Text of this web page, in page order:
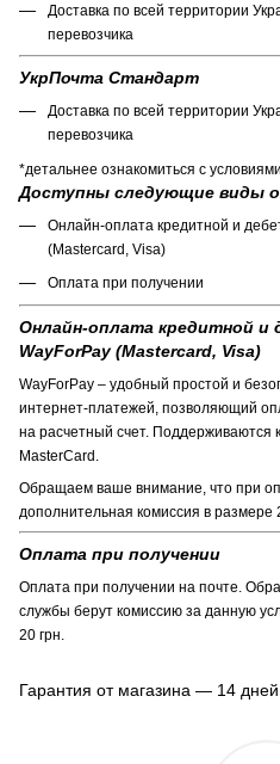
Доставка по всей территории
перевозчика
УкрПочта Стандарт
Доставка по всей территории
перевозчика
*детальнее ознакомиться с
Доступны следующие виды
Онлайн-оплата кредитной и
(Mastercard, Visa)
Оплата при получении
Онлайн-оплата кредитной и
WayForPay (Mastercard, Visa)
WayForPay – удобный простой и
интернет-платежей, позволяющий
на расчетный счет. Поддерживаются
MasterCard.
Обращаем ваше внимание, что при
дополнительная комиссия в размере
Оплата при получении
Оплата при получении на почте.
службы берут комиссию за данную
20 грн.
Гарантия от магазина — 14 дней